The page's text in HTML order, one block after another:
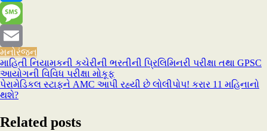
Messenger
Message
Email
મનોરંજન
Post
navigation
માહિતી નિયામકની કચેરીની ભરતીની પ્રિલિમિનરી પરીક્ષા તથા GPSC
આયોગની વિવિધ પરીક્ષા મોકૂફ
પેરામેડિકલ સ્ટાફને AMC આપી રહ્યી છે લોલીપોપ! કરાર 11 મહિનાનો
થશે?
Related posts